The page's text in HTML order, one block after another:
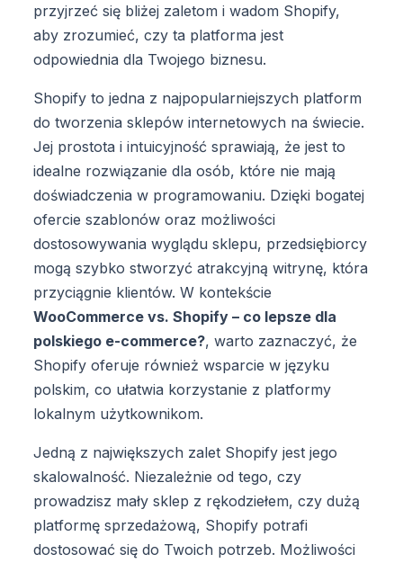
przyjrzeć się bliżej zaletom i wadom Shopify,
aby zrozumieć, czy ta platforma jest
odpowiednia dla Twojego biznesu.
Shopify to jedna z najpopularniejszych platform
do tworzenia sklepów internetowych na świecie.
Jej prostota i intuicyjność sprawiają, że jest to
idealne rozwiązanie dla osób, które nie mają
doświadczenia w programowaniu. Dzięki bogatej
ofercie szablonów oraz możliwości
dostosowywania wyglądu sklepu, przedsiębiorcy
mogą szybko stworzyć atrakcyjną witrynę, która
przyciągnie klientów. W kontekście
WooCommerce vs. Shopify – co lepsze dla
polskiego e-commerce?, warto zaznaczyć, że
Shopify oferuje również wsparcie w języku
polskim, co ułatwia korzystanie z platformy
lokalnym użytkownikom.
Jedną z największych zalet Shopify jest jego
skalowalność. Niezależnie od tego, czy
prowadzisz mały sklep z rękodziełem, czy dużą
platformę sprzedażową, Shopify potrafi
dostosować się do Twoich potrzeb. Możliwości